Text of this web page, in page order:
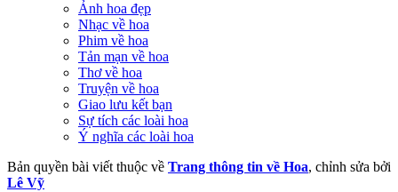
Ảnh hoa đẹp
Nhạc về hoa
Phim về hoa
Tản mạn về hoa
Thơ về hoa
Truyện về hoa
Giao lưu kết bạn
Sự tích các loài hoa
Ý nghĩa các loài hoa
Bản quyền bài viết thuộc về Trang thông tin về Hoa, chỉnh sửa bởi
Lê Vỹ